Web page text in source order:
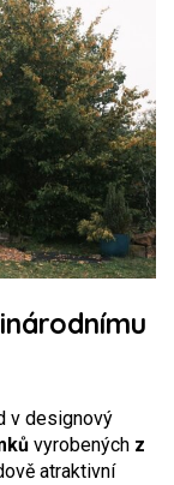
v designový
vyrobených z
atraktivní